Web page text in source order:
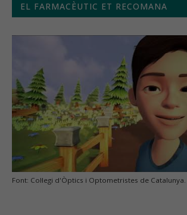
EL FARMACÈUTIC ET RECOMANA
Font: Col·legi d'Òptics i Optometristes de Catalunya.